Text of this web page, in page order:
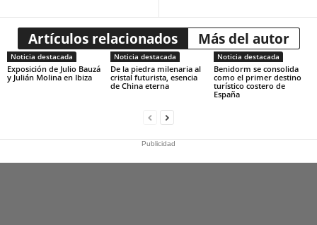
Artículos relacionados Más del autor
Noticia destacada
Exposición de Julio Bauzá
y Julián Molina en Ibiza
Noticia destacada
De la piedra milenaria al
cristal futurista, esencia
de China eterna
Noticia destacada
Benidorm se consolida
como el primer destino
turístico costero de
España
Publicidad